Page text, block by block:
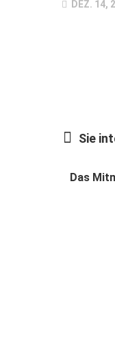
DEZ. 14,
Sie
Das